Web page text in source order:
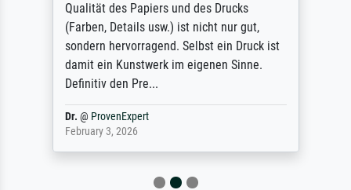
Qualität des Papiers und des Drucks
(Farben, Details usw.) ist nicht nur gut,
sondern hervorragend. Selbst ein Druck ist
damit ein Kunstwerk im eigenen Sinne.
Definitiv den Pre...
Dr. @ ProvenExpert
February 3, 2026